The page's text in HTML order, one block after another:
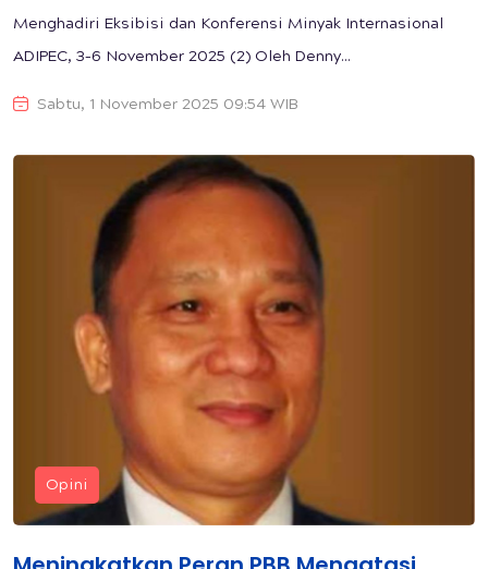
Menghadiri Eksibisi dan Konferensi Minyak Internasional
ADIPEC, 3–6 November 2025 (2) Oleh Denny...
Sabtu, 1 November 2025 09:54 WIB
Opini